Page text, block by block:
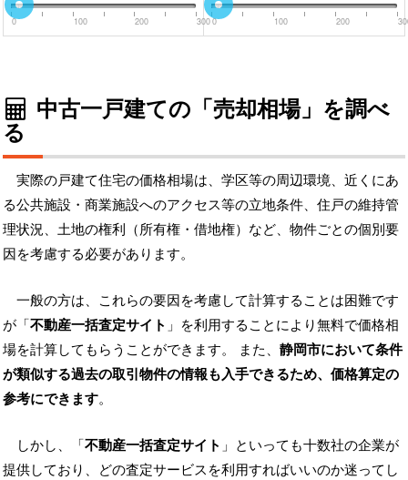
0 100 200 3000 100 200
中古一戸建ての「売却相場」を調べ
る
実際の戸建て住宅の価格相場は、学区等の周辺環境、近くにあ
る公共施設・商業施設へのアクセス等の立地条件、住戸の維持管
理状況、土地の権利（所有権・借地権）など、物件ごとの個別要
因を考慮する必要があります。
一般の方は、これらの要因を考慮して計算することは困難です
が「不動産一括査定サイト 」を利用することにより無料で価格相
場を計算してもらうことができます。 また、 静岡市において条件
が類似する過去の取引物件の情報も入手できるため、価格算定の
参考にできます。
しかし、「不動産一括査定サイト 」といっても十数社の企業が
提供しており、どの査定サービスを利用すればいいのか迷ってし